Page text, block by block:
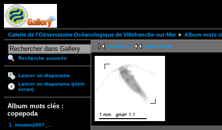
Galerie de l'Observatoire Océanologique de Villefranche-sur-Mer Album mots
Recherche avancée
Lancer un diaporama
Lancer un diaporama (plein
écran)
Album mots clés :
copepoda
1. mouton2007_...
première précédente